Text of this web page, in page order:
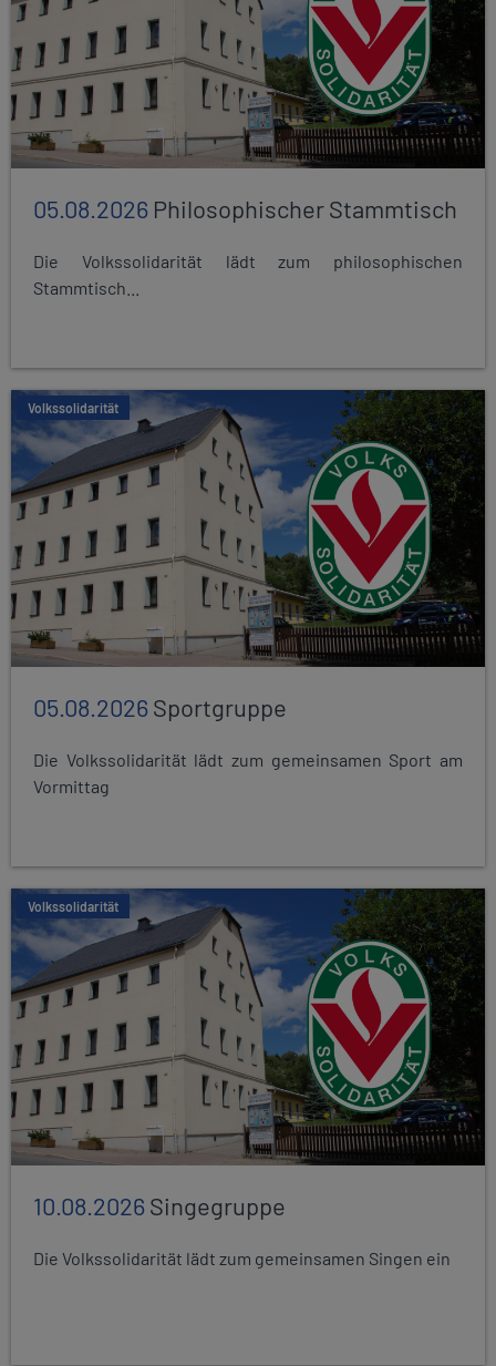
05.08.2026 Philosophischer Stammtisch
Die Volkssolidarität lädt zum philosophischen
Stammtisch...
Volkssolidarität
05.08.2026Sportgruppe
Die Volkssolidarität lädt zum gemeinsamen Sport am
Vormittag
Volkssolidarität
10.08.2026Singegruppe
Die Volkssolidarität lädt zum gemeinsamen Singen ein